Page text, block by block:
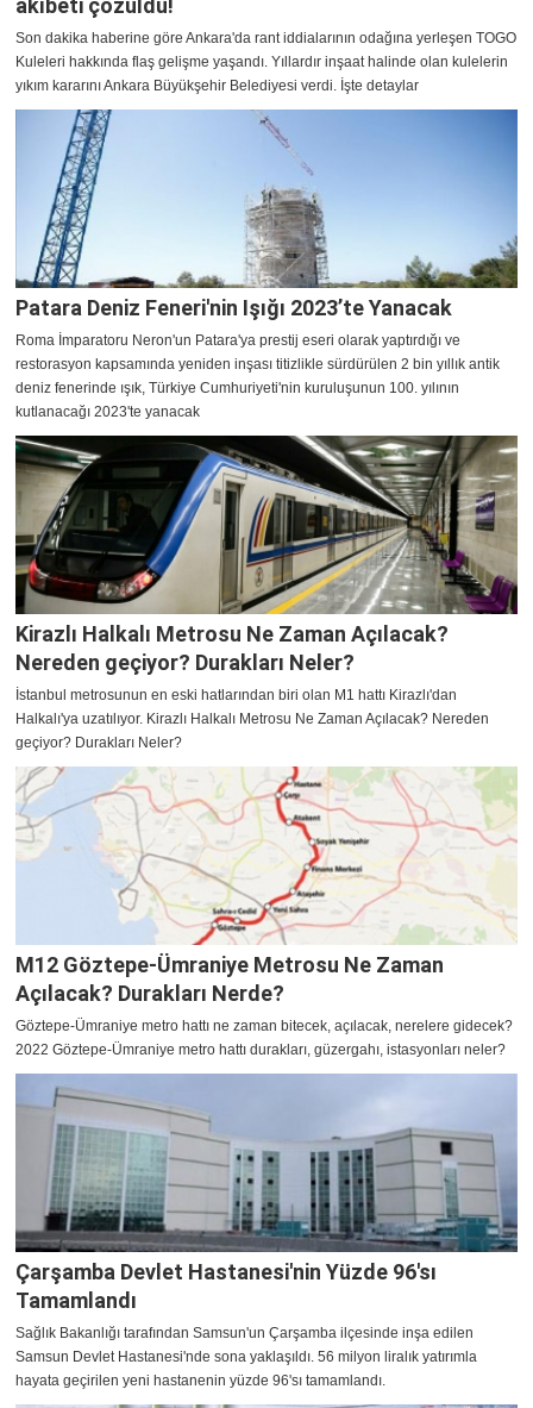
akıbeti çözüldü!
Son dakika haberine göre Ankara'da rant iddialarının odağına yerleşen TOGO
Kuleleri hakkında flaş gelişme yaşandı. Yıllardır inşaat halinde olan kulelerin
yıkım kararını Ankara Büyükşehir Belediyesi verdi. İşte detaylar
Patara Deniz Feneri'nin Işığı 2023’te Yanacak
Roma İmparatoru Neron'un Patara'ya prestij eseri olarak yaptırdığı ve
restorasyon kapsamında yeniden inşası titizlikle sürdürülen 2 bin yıllık antik
deniz fenerinde ışık, Türkiye Cumhuriyeti'nin kuruluşunun 100. yılının
kutlanacağı 2023'te yanacak
Kirazlı Halkalı Metrosu Ne Zaman Açılacak?
Nereden geçiyor? Durakları Neler?
İstanbul metrosunun en eski hatlarından biri olan M1 hattı Kirazlı'dan
Halkalı'ya uzatılıyor. Kirazlı Halkalı Metrosu Ne Zaman Açılacak? Nereden
geçiyor? Durakları Neler?
M12 Göztepe-Ümraniye Metrosu Ne Zaman
Açılacak? Durakları Nerde?
Göztepe-Ümraniye metro hattı ne zaman bitecek, açılacak, nerelere gidecek?
2022 Göztepe-Ümraniye metro hattı durakları, güzergahı, istasyonları neler?
Çarşamba Devlet Hastanesi'nin Yüzde 96'sı
Tamamlandı
Sağlık Bakanlığı tarafından Samsun'un Çarşamba ilçesinde inşa edilen
Samsun Devlet Hastanesi'nde sona yaklaşıldı. 56 milyon liralık yatırımla
hayata geçirilen yeni hastanenin yüzde 96'sı tamamlandı.